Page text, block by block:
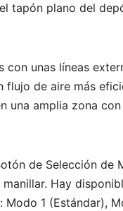
tapón plano del
unas líneas
de aire más
amplia zona
de Selección de
Hay
1 (Estándar),